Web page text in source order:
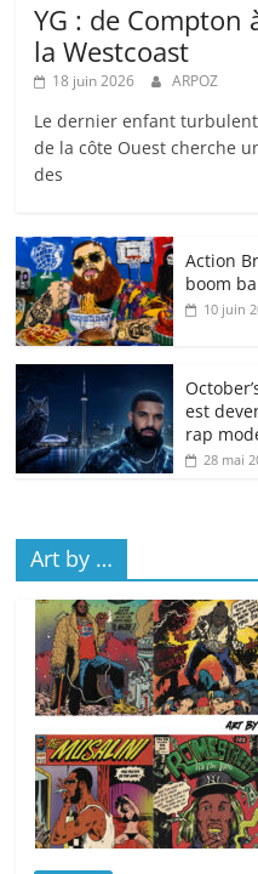
YG : de Compton
la Westcoast
18 juin 2026 ARPOZ
Le dernier enfant
de la côte Ouest cherche
des
Action
boom
10 juin
est
rap
28 mai
Art by …